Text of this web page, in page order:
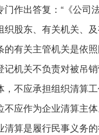
作出答复：“《公
股东、有关机关、
有关主管机关是依
机关不负责对被吊
不应承担组织清算
应作为企业清算主
算是履行民事义务